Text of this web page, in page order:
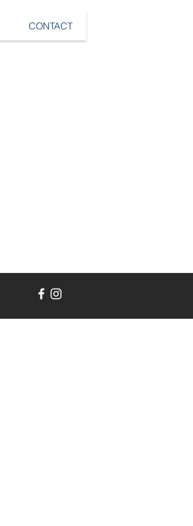
CONTACT